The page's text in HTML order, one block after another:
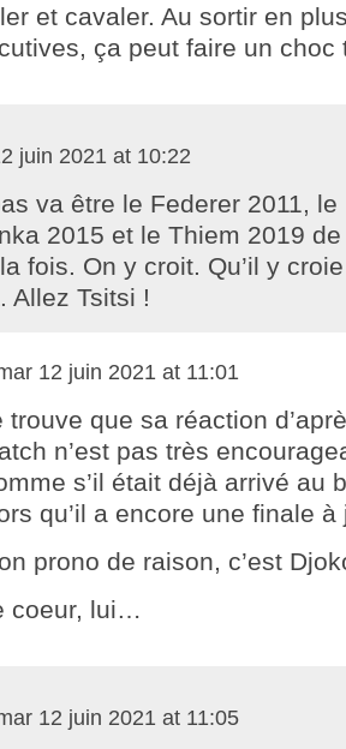
et cavaler. Au sortir en
ça peut faire un choc
juin 2021 at 10:22
va être le Federer 2011, le
2015 et le Thiem 2019
fois. On y croit. Qu’il y
Allez Tsitsi !
12 juin 2021 at 11:01
trouve que sa réaction
n’est pas très
s’il était déjà arrivé au
qu’il a encore une finale à
prono de raison, c’est
coeur, lui…
12 juin 2021 at 11:05